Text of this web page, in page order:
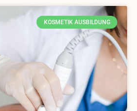
KOSMETIK AUSBILDUNG